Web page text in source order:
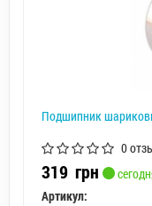
Подшипник
0
319 грн
Артикул: